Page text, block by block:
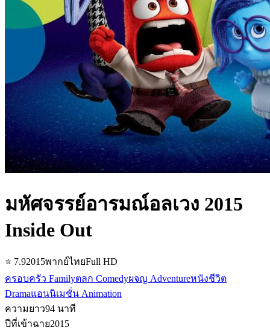
มหัศจรรย์อารมณ์อลเวง 2015
Inside Out
⭐ 7.92015พากย์ไทยFull HD
ครอบครัว Familyตลก Comedyผจญ Adventureหนังชีวิต
Dramaแอนนิเมชั่น Animation
ความยาว94 นาที
ปีที่เข้าฉาย2015